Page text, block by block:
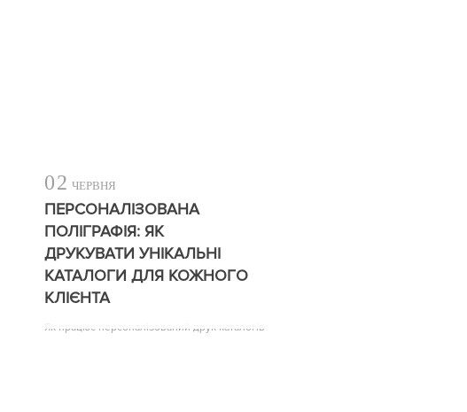
02 ЧЕРВНЯ
ПЕРСОНАЛІЗОВАНА
ПОЛІГРАФІЯ: ЯК
ДРУКУВАТИ УНІКАЛЬНІ
КАТАЛОГИ ДЛЯ КОЖНОГО
КЛІЄНТА
Як працює персоналізований друк каталогів